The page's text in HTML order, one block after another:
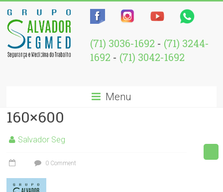
(71) 3036-1692 - (71) 3244-
1692 - (71) 3042-1692
Menu
160×600
Salvador Seg
0 Comment